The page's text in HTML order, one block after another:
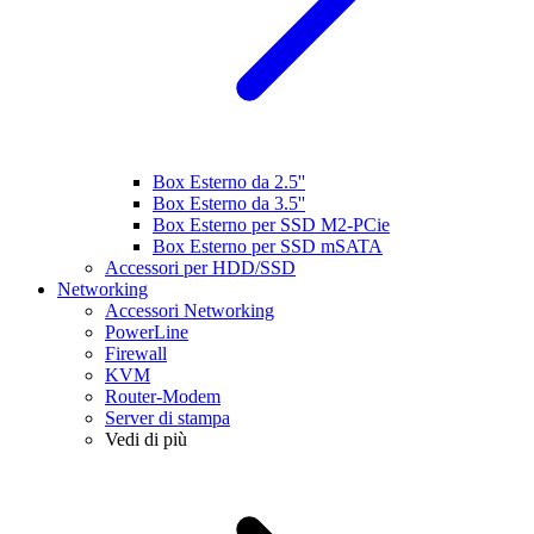
Box Esterno da 2.5''
Box Esterno da 3.5''
Box Esterno per SSD M2-PCie
Box Esterno per SSD mSATA
Accessori per HDD/SSD
Networking
Accessori Networking
PowerLine
Firewall
KVM
Router-Modem
Server di stampa
Vedi di più